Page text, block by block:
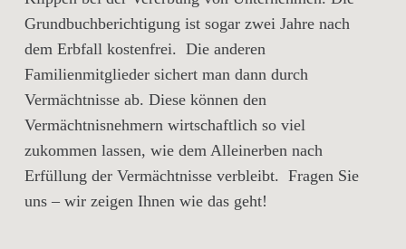
Grundbuchberichtigung ist sogar zwei Jahre nach
dem Erbfall kostenfrei. Die anderen
Familienmitglieder sichert man dann durch
Vermächtnisse ab. Diese können den
Vermächtnisnehmern wirtschaftlich so viel
zukommen lassen, wie dem Alleinerben nach
Erfüllung der Vermächtnisse verbleibt. Fragen Sie
uns – wir zeigen Ihnen wie das geht!